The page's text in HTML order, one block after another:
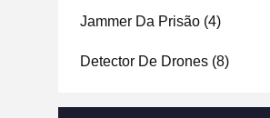
Jammer Da Prisão (4)
Detector De Drones (8)